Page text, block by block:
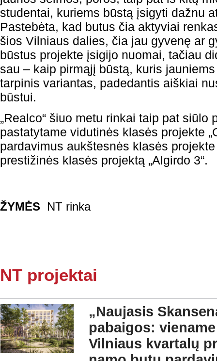
studentai, kuriems būstą įsigyti dažnu
Pastebėta, kad butus čia aktyviai
šios Vilniaus dalies, čia jau gyvenę ar
būstus projekte įsigijo nuomai, tačiau
sau – kaip pirmąjį būstą, kuris
tarpinis variantas, padedantis aiškiai
būstui.
„Realco“ šiuo metu rinkai taip pat siūlo
pastatytame vidutinės klasės projekte
pardavimus aukštesnės klasės projekte
prestižinės klasės projektą „Algirdo 3“.
ŽYMĖS NT rinka
NT projektai
„Naujasis
pabaigos:
Vilniaus kvartalų